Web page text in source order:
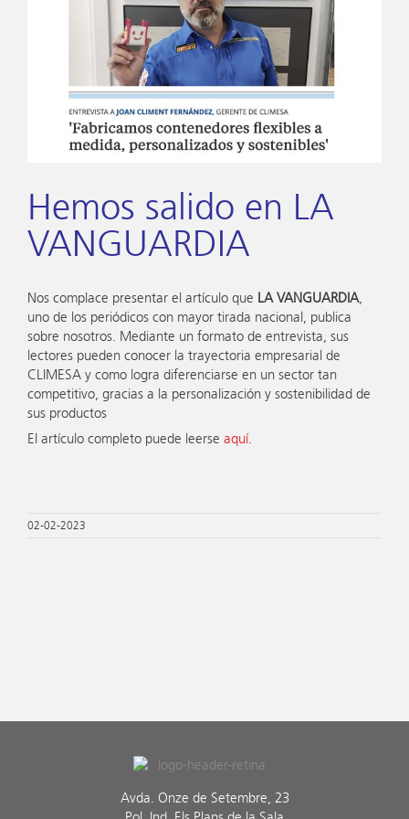
Hemos salido en LA
VANGUARDIA
Nos complace presentar el artículo que LA VANGUARDIA,
uno de los periódicos con mayor tirada nacional, publica
sobre nosotros. Mediante un formato de entrevista, sus
lectores pueden conocer la trayectoria empresarial de
CLIMESA y como logra diferenciarse en un sector tan
competitivo, gracias a la personalización y sostenibilidad de
sus productos
El artículo completo puede leerse aquí.
02-02-2023
Avda. Onze de Setembre, 23